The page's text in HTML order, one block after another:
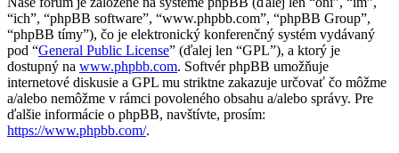
“ich”, “phpBB software”, “www.phpbb.com”, “phpBB Group”,
“phpBB tímy”), čo je elektronický konferenčný systém vydávaný
pod “General Public License” (ďalej len “GPL”), a ktorý je
dostupný na www.phpbb.com. Softvér phpBB umožňuje
internetové diskusie a GPL mu striktne zakazuje určovať čo môžme
a/alebo nemôžme v rámci povoleného obsahu a/alebo správy. Pre
ďalšie informácie o phpBB, navštívte, prosím:
https://www.phpbb.com/.